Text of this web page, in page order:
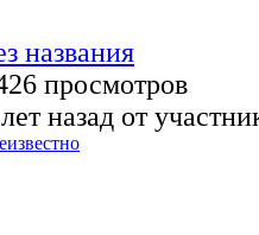
названия
просмотров
назад от